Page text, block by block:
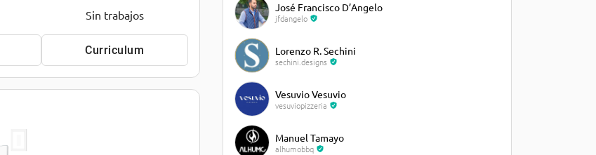
Sin trabajos
Curriculum
José Francisco D’Angelo
jfdangelo
Lorenzo R. Sechini
sechini.designs
Vesuvio Vesuvio
vesuviopizzeria
Manuel Tamayo
alhumobbq